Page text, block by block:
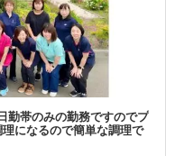
勤帯のみの勤務ですのでプ
になるので簡単な調理で